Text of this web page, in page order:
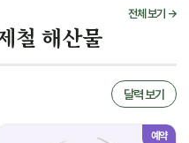
전체 보기 →
철 해산물
달력 보기
예약